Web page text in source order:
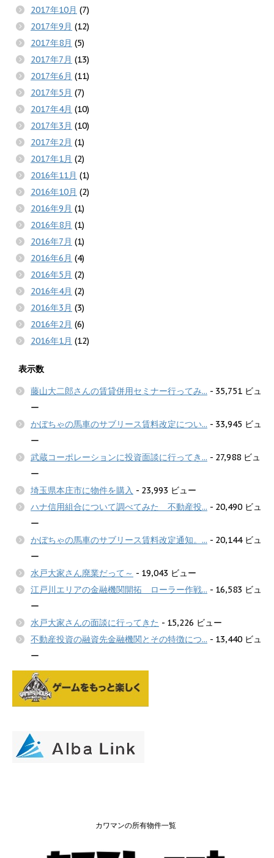
2017年10月 (7)
2017年9月 (12)
2017年8月 (5)
2017年7月 (13)
2017年6月 (11)
2017年5月 (7)
2017年4月 (10)
2017年3月 (10)
2017年2月 (1)
2017年1月 (2)
2016年11月 (1)
2016年10月 (2)
2016年9月 (1)
2016年8月 (1)
2016年7月 (1)
2016年6月 (4)
2016年5月 (2)
2016年4月 (2)
2016年3月 (3)
2016年2月 (6)
2016年1月 (12)
表示数
藤山大二郎さんの賃貸併用セミナー行ってみ... - 35,751 ビュ
ー
かぼちゃの馬車のサブリース賃料改定につい... - 33,945 ビュ
ー
武蔵コーポレーションに投資面談に行ってき... - 27,988 ビュ
ー
埼玉県本庄市に物件を購入 - 23,993 ビュー
ハナ信用組合について調べてみた 不動産投... - 20,490 ビュ
ー
かぼちゃの馬車のサブリース賃料改定通知。... - 20,144 ビュ
ー
水戸大家さん廃業だって～ - 19,043 ビュー
江戸川エリアの金融機関開拓 ローラー作戦... - 16,583 ビュ
ー
水戸大家さんの面談に行ってきた - 15,226 ビュー
不動産投資の融資先金融機関とその特徴につ... - 13,440 ビュ
ー
カワマンの所有物件一覧